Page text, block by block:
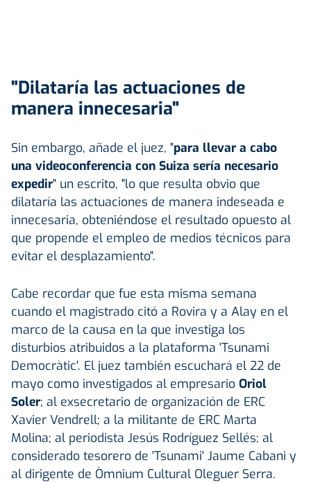
"Dilataría las actuaciones de
manera innecesaria"
Sin embargo, añade el juez, "para llevar a cabo
una videoconferencia con Suiza sería necesario
expedir" un escrito, "lo que resulta obvio que
dilataría las actuaciones de manera indeseada e
innecesaria, obteniéndose el resultado opuesto al
que propende el empleo de medios técnicos para
evitar el desplazamiento".
Cabe recordar que fue esta misma semana
cuando el magistrado citó a Rovira y a Alay en el
marco de la causa en la que investiga los
disturbios atribuidos a la plataforma 'Tsunami
Democràtic'. El juez también escuchará el 22 de
mayo como investigados al empresario Oriol
Soler; al exsecretario de organización de ERC
Xavier Vendrell; a la militante de ERC Marta
Molina; al periodista Jesús Rodríguez Sellés; al
considerado tesorero de 'Tsunami' Jaume Cabani y
al dirigente de Òmnium Cultural Oleguer Serra.